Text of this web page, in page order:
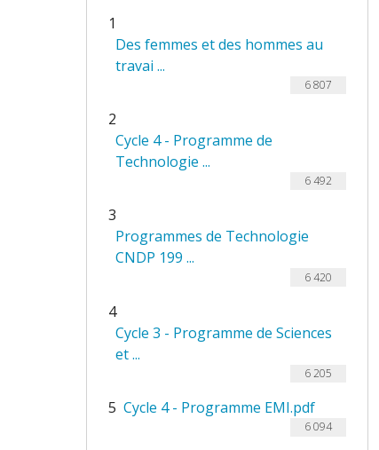
1
Des femmes et des hommes au
travai ...
6 807
2
Cycle 4 - Programme de
Technologie ...
6 492
3
Programmes de Technologie
CNDP 199 ...
6 420
4
Cycle 3 - Programme de Sciences
et ...
6 205
5 Cycle 4 - Programme EMI.pdf
6 094